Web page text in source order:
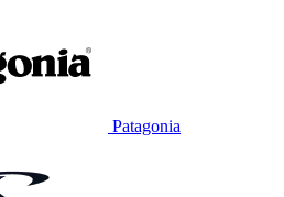
Patagonia